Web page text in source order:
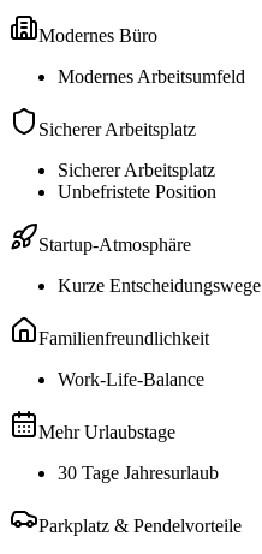
Modernes Büro
Modernes Arbeitsumfeld
Sicherer Arbeitsplatz
Sicherer Arbeitsplatz
Unbefristete Position
Startup-Atmosphäre
Kurze Entscheidungswege
Familienfreundlichkeit
Work-Life-Balance
Mehr Urlaubstage
30 Tage Jahresurlaub
Parkplatz & Pendelvorteile